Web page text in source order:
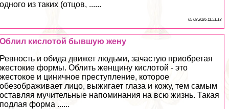
одного из таких (отцов, ......
05 08 2026 11:51:13
Облил кислотой бывшую жену
Ревность и обида движет людьми, зачастую приобретая
жестокие формы. Облить женщину кислотой - это
жестокое и циничное преступление, которое
обезображивает лицо, выжигает глаза и кожу, тем самым
оставляя мучительные напоминания на всю жизнь. Такая
подлая форма ......